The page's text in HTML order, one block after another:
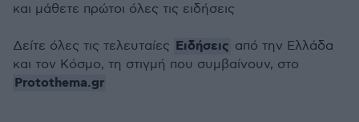
και μάθετε πρώτοι όλες τις ειδήσεις
Δείτε όλες τις τελευταίες Ειδήσεις από την Ελλάδα
και τον Κόσμο, τη στιγμή που συμβαίνουν, στο
Protothema.gr